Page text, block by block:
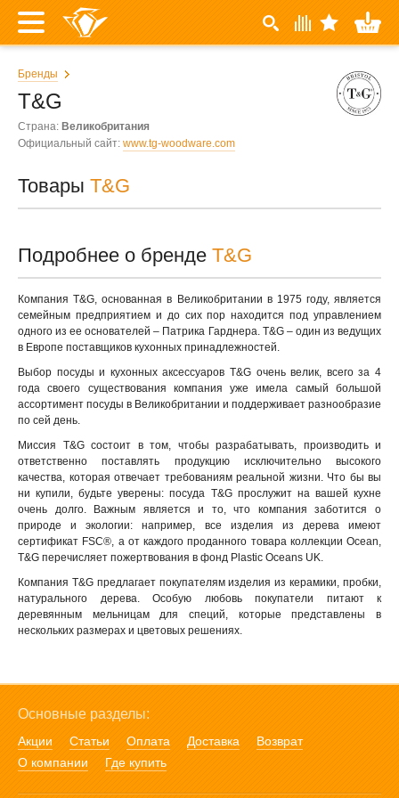
Бренды
T&G
Страна: Великобритания
Официальный сайт: www.tg-woodware.com
Товары T&G
Подробнее о бренде T&G
Компания T&G, основанная в Великобритании в 1975 году, является
семейным предприятием и до сих пор находится под управлением
одного из ее основателей – Патрика Гарднера. T&G – один из ведущих
в Европе поставщиков кухонных принадлежностей.
Выбор посуды и кухонных аксессуаров T&G очень велик, всего за 4
года своего существования компания уже имела самый большой
ассортимент посуды в Великобритании и поддерживает разнообразие
по сей день.
Миссия T&G состоит в том, чтобы разрабатывать, производить и
ответственно поставлять продукцию исключительно высокого
качества, которая отвечает требованиям реальной жизни. Что бы вы
ни купили, будьте уверены: посуда T&G прослужит на вашей кухне
очень долго. Важным является и то, что компания заботится о
природе и экологии: например, все изделия из дерева имеют
сертификат FSC®, а от каждого проданного товара коллекции Ocean,
T&G перечисляет пожертвования в фонд Plastic Oceans UK.
Компания T&G предлагает покупателям изделия из керамики, пробки,
натурального дерева. Особую любовь покупатели питают к
деревянным мельницам для специй, которые представлены в
нескольких размерах и цветовых решениях.
Основные разделы:
Акции Статьи Оплата Доставка
Возврат
О компании
Где купить